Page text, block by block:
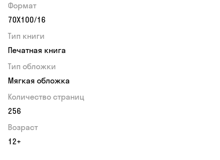
Формат
70Х100/16
Тип книги
Печатная книга
Тип обложки
Мягкая обложка
Количество страниц
256
Возраст
12+